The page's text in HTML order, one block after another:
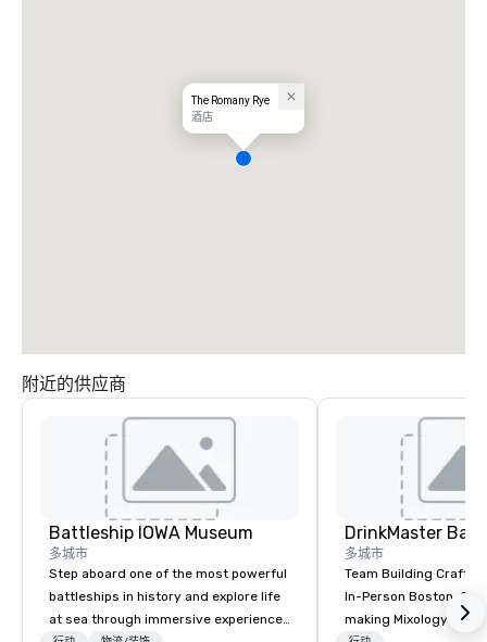
The Romany Rye
酒店
附近的供应商
Battleship IOWA Museum
多城市
Step aboard one of the most powerful
battleships in history and explore life
at sea through immersive experiences
多城市
Team Building Craft
In-Person Boston. Our Cocktail-
making Mixology